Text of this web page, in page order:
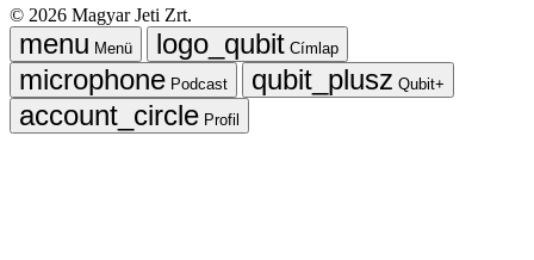
© 2026 Magyar Jeti Zrt.
Menü
Címlap
Podcast
Qubit+
Profil